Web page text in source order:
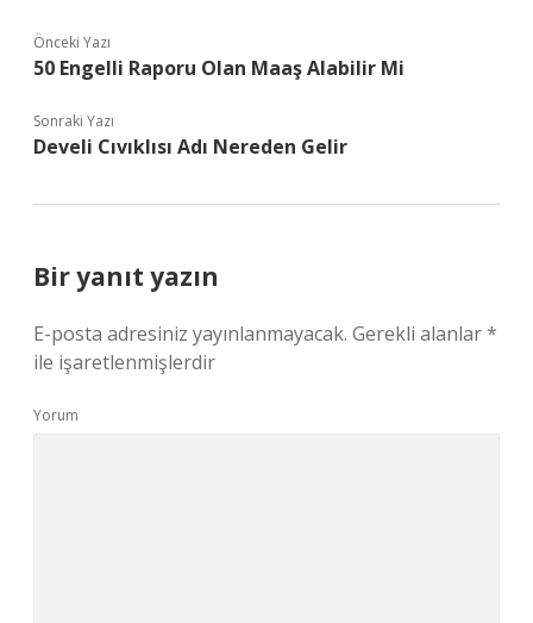
Önceki Yazı
50 Engelli Raporu Olan Maaş Alabilir Mi
Sonraki Yazı
Develi Cıvıklısı Adı Nereden Gelir
Bir yanıt yazın
E-posta adresiniz yayınlanmayacak. Gerekli alanlar*
ile işaretlenmişlerdir
Yorum